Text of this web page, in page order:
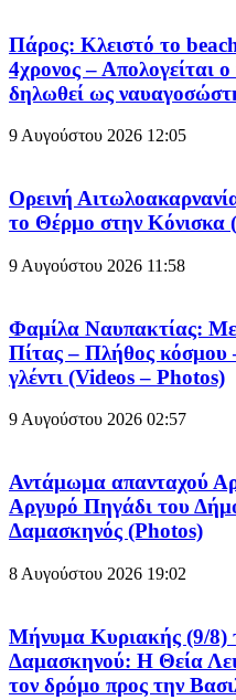
Πάρος: Κλειστό το
4χρονος – Απολογείται ο
δηλωθεί ως
9 Αυγούστου 2026 12:05
Ορεινή
το Θέρμο στην Κόνισκα
9 Αυγούστου 2026 11:58
Φαμίλα Ναυπακτίας: Με
Πίτας – Πλήθος κόσμου
γλέντι (Videos – Photos)
9 Αυγούστου 2026 02:57
Αντάμωμα απανταχού
Αργυρό Πηγάδι του
Δαμασκηνός (Photos)
8 Αυγούστου 2026 19:02
Μήνυμα Κυριακής (9/8)
Δαμασκηνού: Η Θεία
τον δρόμο προς την